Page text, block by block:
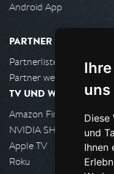
Diese
und
Ihnen
Android App
PARTNER
Partnerliste
Partner werden
TV UND
Amazon FireTV
NVIDIA SHIELD, Google
Apple TV
Roku